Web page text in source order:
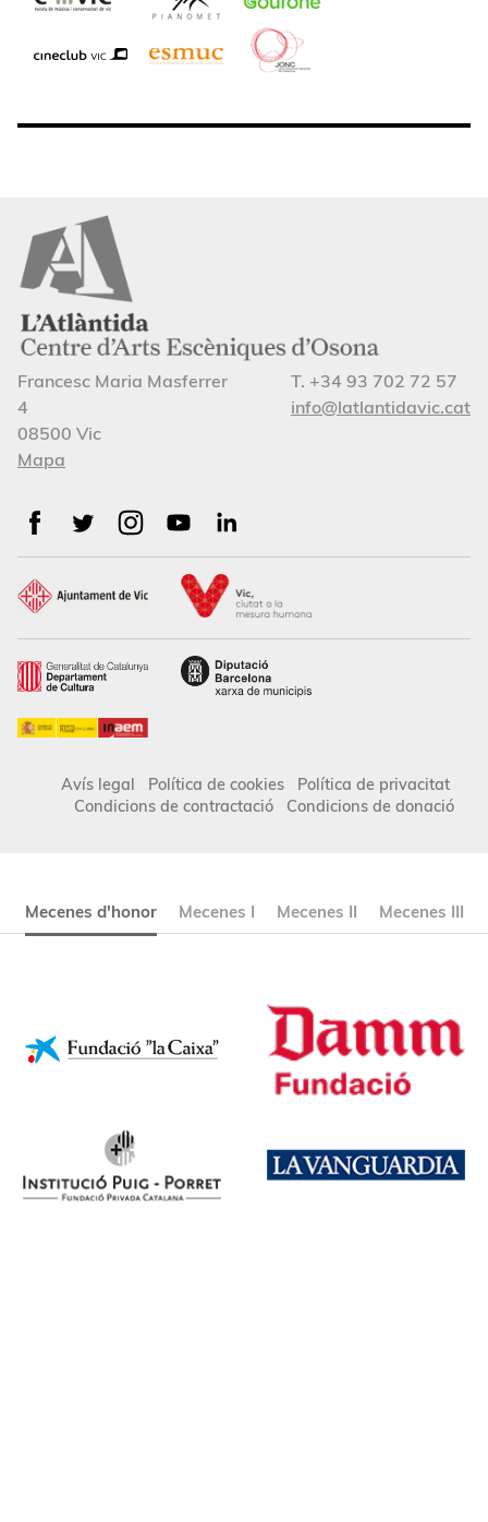
Francesc Maria Masferrer
4
08500 Vic
Mapa
T. +34 93 702 72 57
info@latlantidavic.cat
Avís legal Política de cookies
Política de privacitat
Condicions de contractació
Condicions de donació
Mecenes d'honor Mecenes I Mecenes II Mecenes III